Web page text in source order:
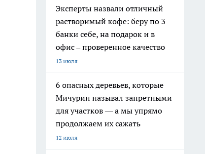
Эксперты назвали отличный
растворимый кофе: беру по 3
банки себе, на подарок и в
офис – проверенное качество
13 июля
6 опасных деревьев, которые
Мичурин называл запретными
для участков — а мы упрямо
продолжаем их сажать
12 июля